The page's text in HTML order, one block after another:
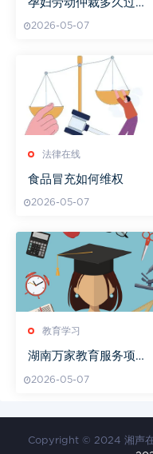
孕妇劳动仲裁多久过期
2026-05-07
法律在线
食品冒充如何维权
2026-05-07
教育学习
湖南万家教育服务项目
2026-05-07
Copyright © 2024 湘声